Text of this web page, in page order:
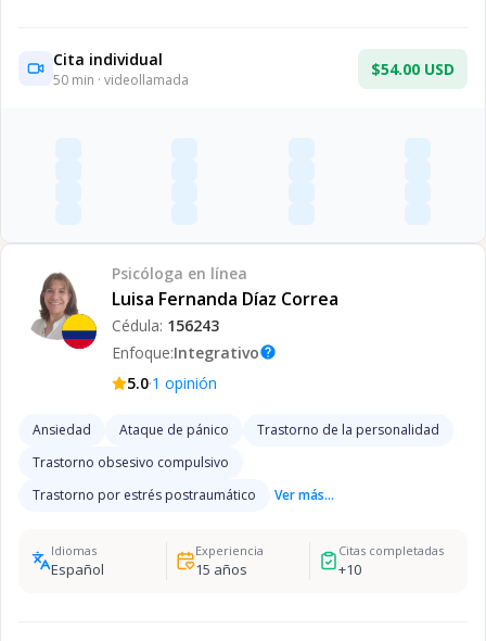
Cita individual
50 min · videollamada
$54.00 USD
Psicóloga en línea
Luisa Fernanda Díaz Correa
Cédula: 156243
Enfoque:Integrativohelp
5.0·1 opinión
Ansiedad Ataque de pánico
Trastorno de la personalidad
Trastorno obsesivo compulsivo
Trastorno por estrés postraumático
Ver más...
Idiomas
Español
Experiencia
15 años
Citas completadas
+10